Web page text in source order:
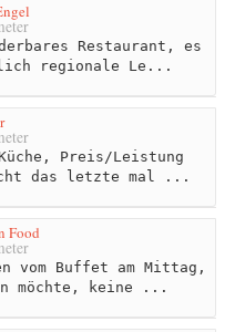
Restaurant, es
regionale Le...
Preis/Leistung
das letzte mal ...
Food
Buffet am Mittag,
möchte, keine ...